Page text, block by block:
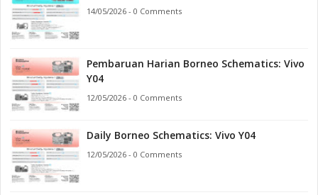
14/05/2026 - 0 Comments
Pembaruan Harian Borneo Schematics: Vivo
Y04
12/05/2026 - 0 Comments
Daily Borneo Schematics: Vivo Y04
12/05/2026 - 0 Comments